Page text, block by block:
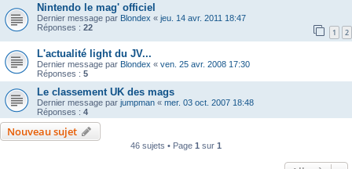
Nintendo le mag' officiel
Dernier message par Blondex « jeu. 14 avr. 2011 18:47
Réponses : 22 1 2
L'actualité light du JV...
Dernier message par Blondex « ven. 25 avr. 2008 17:30
Réponses : 5
Le classement UK des mags
Dernier message par jumpman « mer. 03 oct. 2007 18:48
Réponses : 4
Nouveau sujet
46 sujets • Page 1 sur 1